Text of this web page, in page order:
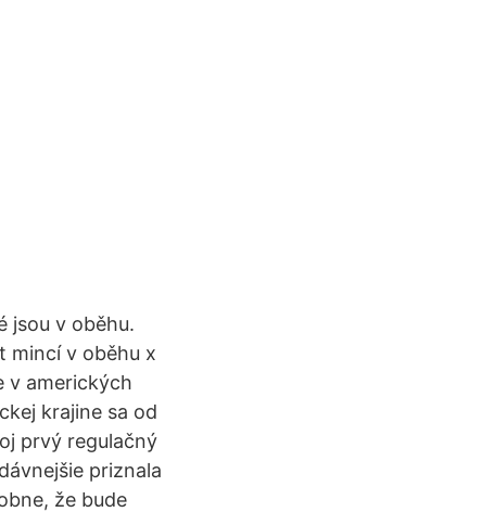
jsou v oběhu.
mincí v oběhu x
v amerických
krajine sa od
prvý regulačný
priznala
že bude